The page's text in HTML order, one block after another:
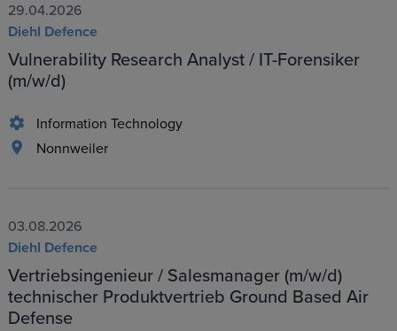
29.04.2026
Diehl Defence
Vulnerability Research Analyst / IT-Forensiker
(m/w/d)
Information Technology
Nonnweiler
03.08.2026
Diehl Defence
Vertriebsingenieur / Salesmanager (m/w/d)
technischer Produktvertrieb Ground Based Air
Defense